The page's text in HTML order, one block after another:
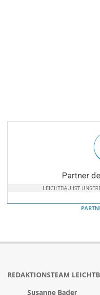
Partner
LEICHTBAU IST
REDAKTIONSTEAM
Susanne Bader